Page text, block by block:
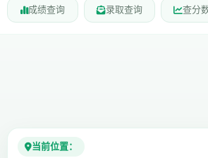
成绩查询 录取查询 查分
当前位置：